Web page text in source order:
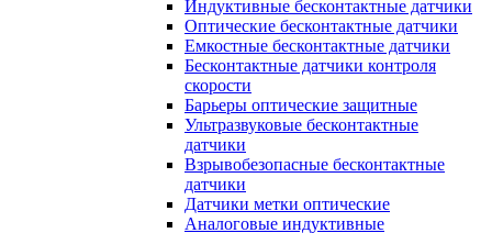
Индуктивные бесконтактные датчики
Оптические бесконтактные датчики
Емкостные бесконтактные датчики
Бесконтактные датчики контроля
скорости
Барьеры оптические защитные
Ультразвуковые бесконтактные
датчики
Взрывобезопасные бесконтактные
датчики
Датчики метки оптические
Аналоговые индуктивные